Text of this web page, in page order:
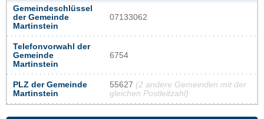
Gemeindeschlüssel
der Gemeinde
Martinstein
07133062
Telefonvorwahl der
Gemeinde
Martinstein
6754
PLZ der Gemeinde
Martinstein
55627 (2 andere Gemeinden mit der
gleichen Postleitzahl)